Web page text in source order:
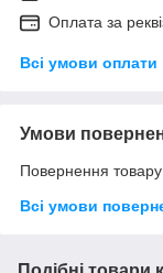
Оплата за
Всі умови оплати
Умови
Повернення
Всі умови